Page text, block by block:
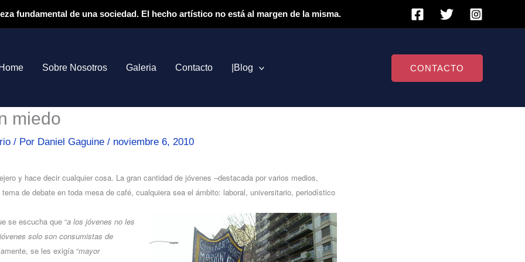
fundamental de una sociedad. El hecho artístico no está al margen de la misma.
Home Sobre Nosotros Galeria Contacto |Blog CONTACTO
miedo
/ Por Daniel Gaguine / noviembre 6, 2010
y hace decir cualquier cosa. La gran cantidad de jóvenes –destacada por varios medios,
de debate en toda mesa de café, cualquiera sea el ámbito: laboral, universitario, periodístico
se escucha que “a los jóvenes no les
solo son consumistas de
se les exigía “mayor